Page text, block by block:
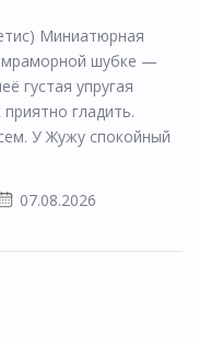
Миниатюрная
мраморной шубке —
густая упругая
гладить.
У Жужу спокойный
07.08.2026